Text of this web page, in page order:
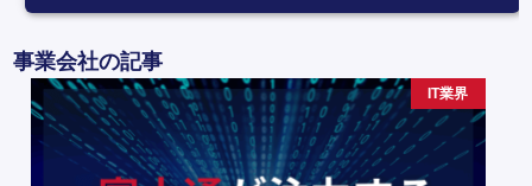
事業会社の記事
IT業界